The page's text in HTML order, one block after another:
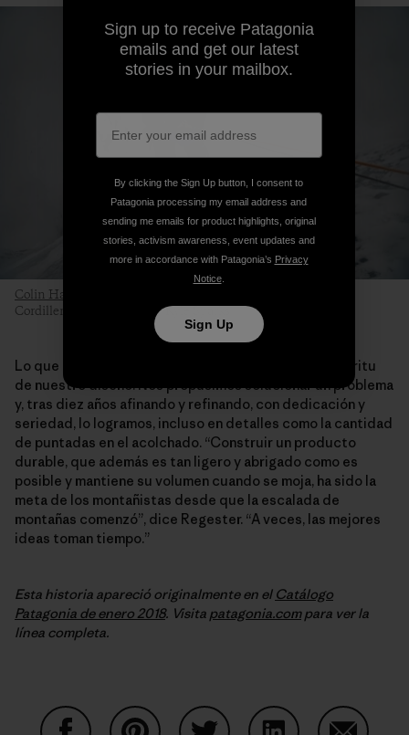
Colin Haley
Cordillera de Alaska. Foto: Kyle Sparks
Lo que existe ahora es una prenda que habla del espíritu
de nuestro diseño. Nos propusimos solucionar un problema
y, tras diez años afinando y refinando, con dedicación y
seriedad, lo logramos, incluso en detalles como la cantidad
de puntadas en el acolchado. “Construir un producto
durable, que además es tan ligero y abrigado como es
posible y mantiene su volumen cuando se moja, ha sido la
meta de los montañistas desde que la escalada de
montañas comenzó”, dice Regester. “A veces, las mejores
ideas toman tiempo.”
Esta historia apareció originalmente en el Catálogo
Patagonia de enero 2018. Visita patagonia.compara ver la
línea completa.
Sign up to receive Patagonia
emails and get our latest
stories in your mailbox.
By clicking the Sign Up button, I consent to
Patagonia processing my email address and
sending me emails for product highlights, original
stories, activism awareness, event updates and
more in accordance with Patagonia’s Privacy
Notice.
Sign Up